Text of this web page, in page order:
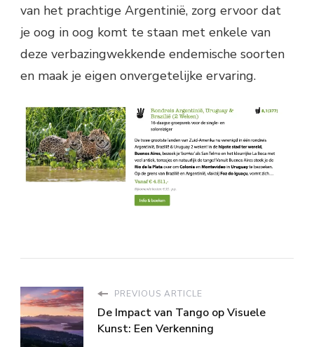
van het prachtige Argentinië, zorg ervoor dat
je oog in oog komt te staan met enkele van
deze verbazingwekkende endemische soorten
en maak je eigen onvergetelijke ervaring.
PREVIOUS ARTICLE
De Impact van Tango op Visuele
Kunst: Een Verkenning